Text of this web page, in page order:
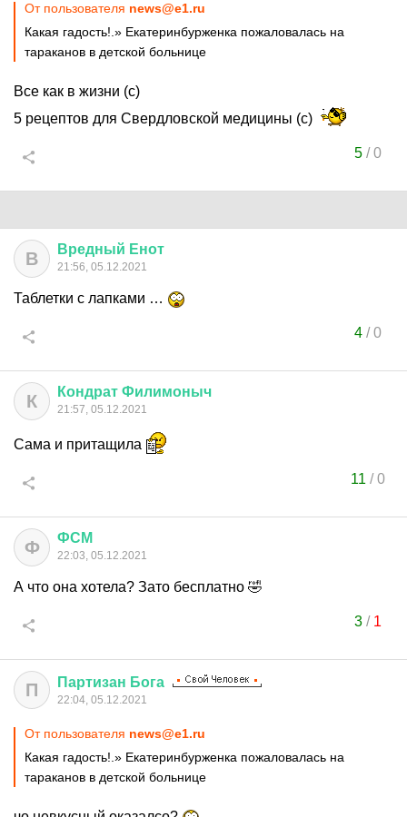
От пользователя news@e1.ru
Какая гадость!.» Екатеринбурженка пожаловалась на
тараканов в детской больнице
Все как в жизни (с)
5 рецептов для Свердловской медицины (с)
5/0
В Вредный Енот
21:56, 05.12.2021
Таблетки с лапками …
4/0
К Кондрат Филимоныч
21:57, 05.12.2021
Сама и притащила
11 /0
Ф ФСМ
22:03, 05.12.2021
А что она хотела? Зато бесплатно 🤣
3/ 1
П Партизан Бога
22:04, 05.12.2021
От пользователя news@e1.ru
Какая гадость!.» Екатеринбурженка пожаловалась на
тараканов в детской больнице